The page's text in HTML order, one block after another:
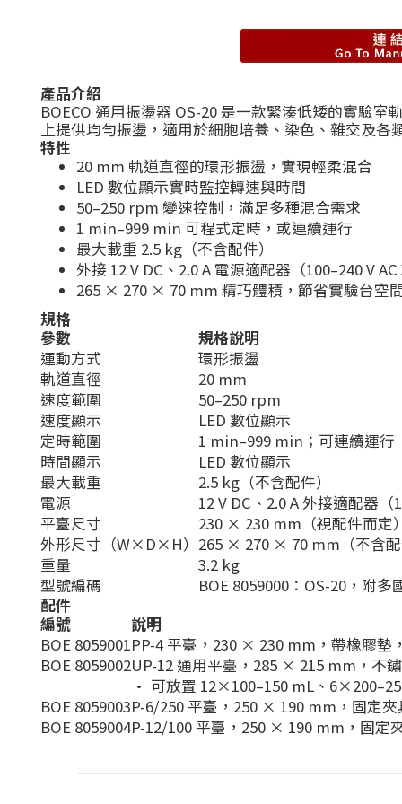
產品介紹
BOECO 通用振盪器 OS-20 是一款緊湊低矮的實驗
上提供均勻振盪，適用於細胞培養、染色、雜交及各
特性
20 mm 軌道直徑的環形振盪，實現輕柔混合
LED 數位顯示實時監控轉速與時間
50–250 rpm 變速控制，滿足多種混合需求
1 min–999 min 可程式定時，或連續運行
最大載重 2.5 kg（不含配件）
外接 12 V DC、2.0 A 電源適配器（100–240 V
265 × 270 × 70 mm 精巧體積，節省實驗台空
規格
參數
規格說明
運動方式
環形振盪
軌道直徑
20 mm
速度範圍
50–250 rpm
速度顯示
LED 數位顯示
定時範圍
1 min–999 min；可連續運行
時間顯示
LED 數位顯示
最大載重
2.5 kg（不含配件）
電源
12 V DC、2.0 A 外接適配器（
平臺尺寸
230 × 230 mm（視配件而定
外形尺寸（W×D×H） 265 × 270 × 70 mm（不含
重量
3.2 kg
型號編碼
BOE 8059000：OS-20，附
配件
編號
說明
BOE 8059001PP-4 平臺，230 × 230 mm，帶橡膠墊
BOE 8059002UP-12 通用平臺，285 × 215 mm，不
• 可放置 12×100–150 mL、
BOE 8059003P-6/250 平臺，250 × 190 mm，固定
BOE 8059004P-12/100 平臺，250 × 190 mm，固定